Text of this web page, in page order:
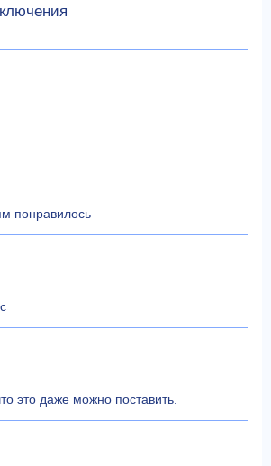
понравилось
это даже можно поставить.